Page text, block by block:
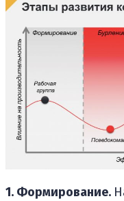
1. Формирование.